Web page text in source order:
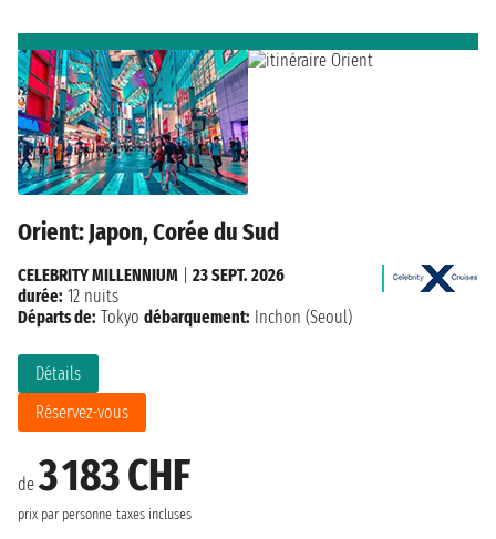
Orient: Japon, Corée du Sud
de3 183 CHF
prix par personne taxes incluses
Détails
Réservez-vous
CELEBRITY MILLENNIUM
23 SEPT. 2026
durée: 12 nuits
Départs de: Tokyo débarquement: Inchon (Seoul)